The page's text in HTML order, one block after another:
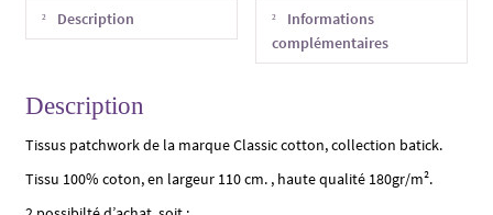
Description
Informations
complémentaires
Description
Tissus patchwork de la marque Classic cotton, collection batick.
Tissu 100% coton, en largeur 110 cm. , haute qualité 180gr/m².